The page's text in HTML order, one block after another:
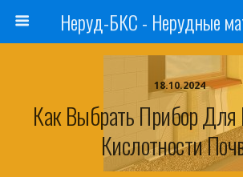
Неруд-БКС - Нерудные
18.10.2024
Как Выбрать Прибор Для
Кислотности